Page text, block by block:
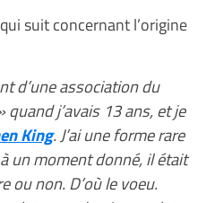
suit concernant l’origine
d’une association du
j’avais 13 ans, et je
King. J’ai une forme rare
un moment donné, il était
ou non. D’où le voeu.